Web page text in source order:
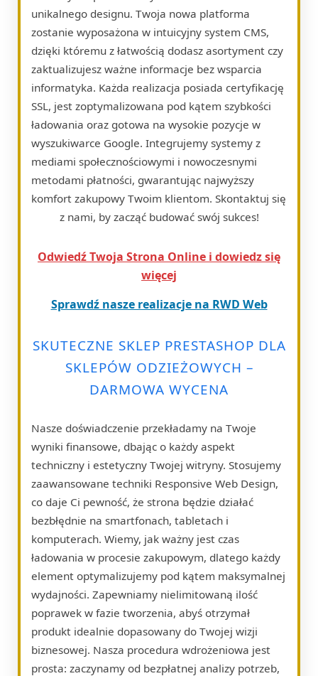
unikalnego designu. Twoja nowa platforma
zostanie wyposażona w intuicyjny system CMS,
dzięki któremu z łatwością dodasz asortyment czy
zaktualizujesz ważne informacje bez wsparcia
informatyka. Każda realizacja posiada certyfikację
SSL, jest zoptymalizowana pod kątem szybkości
ładowania oraz gotowa na wysokie pozycje w
wyszukiwarce Google. Integrujemy systemy z
mediami społecznościowymi i nowoczesnymi
metodami płatności, gwarantując najwyższy
komfort zakupowy Twoim klientom. Skontaktuj się
z nami, by zacząć budować swój sukces!
Odwiedź Twoja Strona Online i dowiedz się
więcej
Sprawdź nasze realizacje na RWD Web
SKUTECZNE SKLEP PRESTASHOP DLA
SKLEPÓW ODZIEŻOWYCH –
DARMOWA WYCENA
Nasze doświadczenie przekładamy na Twoje
wyniki finansowe, dbając o każdy aspekt
techniczny i estetyczny Twojej witryny. Stosujemy
zaawansowane techniki Responsive Web Design,
co daje Ci pewność, że strona będzie działać
bezbłędnie na smartfonach, tabletach i
komputerach. Wiemy, jak ważny jest czas
ładowania w procesie zakupowym, dlatego każdy
element optymalizujemy pod kątem maksymalnej
wydajności. Zapewniamy nielimitowaną ilość
poprawek w fazie tworzenia, abyś otrzymał
produkt idealnie dopasowany do Twojej wizji
biznesowej. Nasza procedura wdrożeniowa jest
prosta: zaczynamy od bezpłatnej analizy potrzeb,